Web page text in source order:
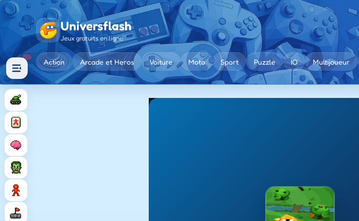
Universflash
Jeux gratuits en ligne
Action Arcade et Heros Voiture Moto Sport Puzzle IO Multijoueur